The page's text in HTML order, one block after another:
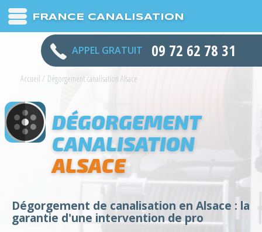
FRANCE CANALISATION
APPEL GRATUIT 09 72 62 78 31
Accueil / Dégorgement canalisation Alsace
DÉGORGEMENT
CANALISATION
ALSACE
Dégorgement de canalisation en Alsace : la
garantie d'une intervention de pro